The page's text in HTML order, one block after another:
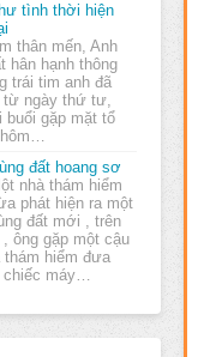
tình thời hiện
thân mến, Anh
hân hạnh thông
trái tim anh đã
từ ngày thứ tư,
buổi gặp mặt tổ
đất hoang sơ
nhà thám hiểm
phát hiện ra một
đất mới , trên
ông gặp một cậu
thám hiểm đưa
chiếc máy…